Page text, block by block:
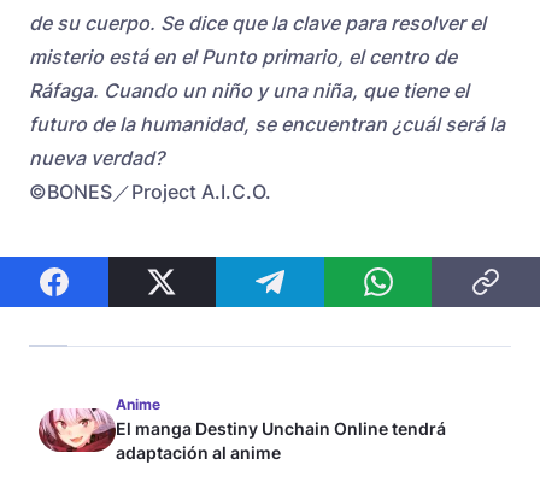
de su cuerpo. Se dice que la clave para resolver el
misterio está en el Punto primario, el centro de
Ráfaga. Cuando un niño y una niña, que tiene el
futuro de la humanidad, se encuentran ¿cuál será la
nueva verdad?
©BONES／Project A.I.C.O.
Anime
El manga Destiny Unchain Online tendrá
adaptación al anime